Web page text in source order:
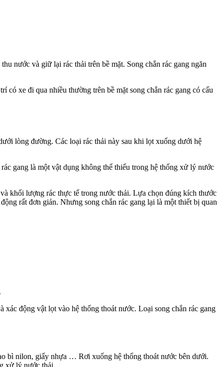
nước và giữ lại rác thải trên bề mặt. Song chắn rác gang ngăn
xe đi qua nhiều thường trên bề mặt song chắn rác gang có cấu
lòng đường. Các loại rác thải này sau khi lọt xuống dưới hệ
gang là một vật dụng không thể thiếu trong hệ thống xử lý nước
khối lượng rác thực tế trong nước thải. Lựa chọn đúng kích thước
rất đơn giản. Nhưng song chắn rác gang lại là một thiết bị quan
động vật lọt vào hệ thống thoát nước. Loại song chắn rác gang
bì nilon, giấy nhựa … Rơi xuống hệ thống thoát nước bên dưới.
xử lý nước thải.